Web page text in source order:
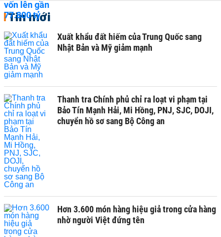
Tin mới
Xuất khẩu đất hiếm của Trung Quốc sang
Nhật Bản và Mỹ giảm mạnh
Thanh tra Chính phủ chỉ ra loạt vi phạm tại
Bảo Tín Mạnh Hải, Mi Hồng, PNJ, SJC, DOJI,
chuyển hồ sơ sang Bộ Công an
Hơn 3.600 món hàng hiệu giả trong cửa hàng
nhờ người Việt đứng tên